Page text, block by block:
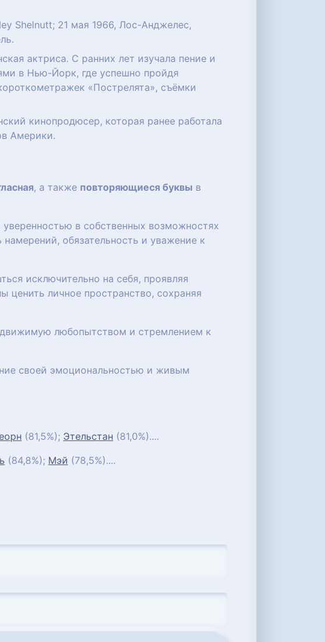
Shelnutt; 21 мая 1966, Лос-Анджелес,
актриса. С ранних лет изучала пение и
в Нью-Йорк, где успешно пройдя
«Пострелята», съёмки
кинопродюсер, которая ранее работала
Америки.
, а также повторяющиеся буквы в
в собственных возможностях
обязательность и уважение к
исключительно на себя, проявляя
ценить личное пространство, сохраняя
любопытством и стремлением к
своей эмоциональностью и живым
(81,5%); Этельстан (81,0%)....
(84,8%); Мэй (78,5%)....